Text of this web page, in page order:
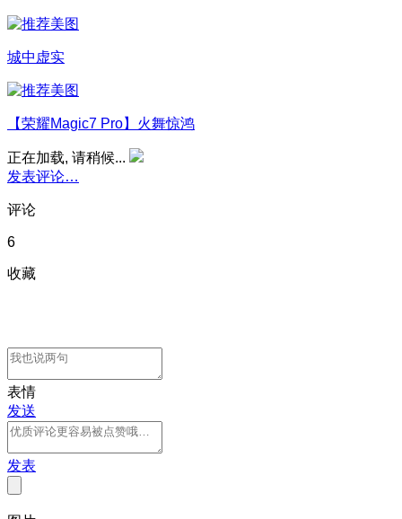
城中虚实
【荣耀Magic7 Pro】火舞惊鸿
正在加载, 请稍候...
发表评论…
评论
6
收藏
表情
发送
发表